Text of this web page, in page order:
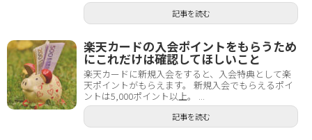
記事を読む
楽天カードの入会ポイントをもらうため
にこれだけは確認してほしいこと
楽天カードに新規入会をすると、入会特典として楽
天ポイントがもらえます。 新規入会でもらえるポイ
ントは5,000ポイント以上。 ...
記事を読む